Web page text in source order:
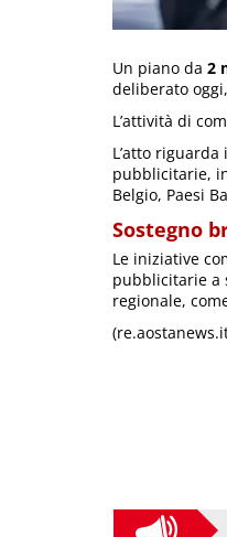
Un piano da 2
deliberato
L’attività di
L’atto
pubblicitarie,
Belgio, Paesi
Sostegno
Le iniziative
pubblicitarie a
regionale,